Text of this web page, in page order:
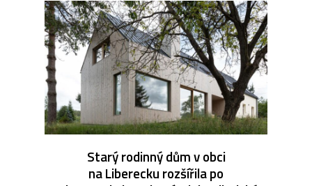
Starý rodinný dům v obci
na Liberecku rozšířila po